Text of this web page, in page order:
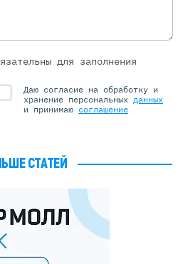
для заполнения
Даю согласие на обработку и
хранение персональных данных
и принимаю соглашение
СТАТЕЙ